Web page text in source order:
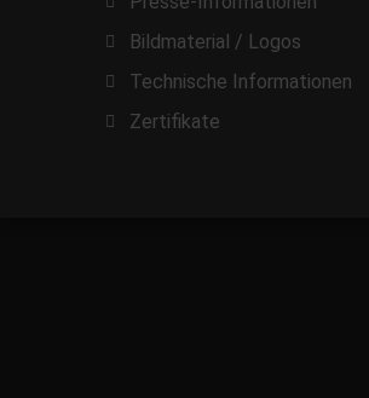
Bildmaterial / Logos
Technische Informationen
Zertifikate